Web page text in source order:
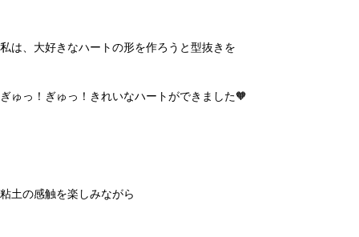
私は、大好きなハートの形を作ろうと型抜きを
ぎゅっ！ぎゅっ！きれいなハートができました🧡
粘土の感触を楽しみながら